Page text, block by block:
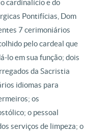
cardinalício e do
Pontifícias, Dom
7 cerimoniários
pelo cardeal que
lo em sua função; dois
da Sacristia
idiomas para
os
o pessoal
serviços de limpeza; o